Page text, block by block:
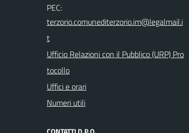
PEC:
Ufficio Relazioni con il Pubblico (URP) Pro
tocollo
Uffici e orari
Numeri utili